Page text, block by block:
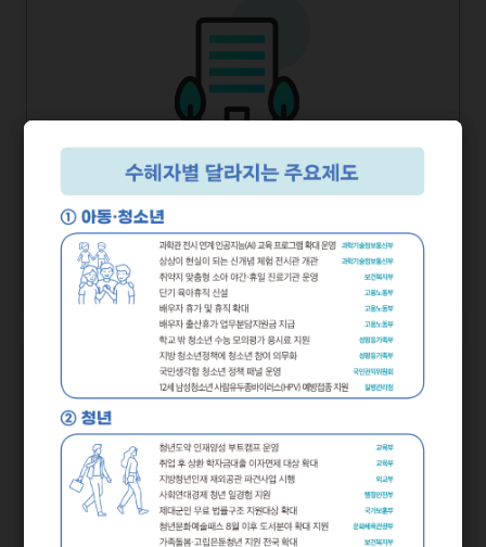
2025년 하반기부터 달라지는
부처별정책